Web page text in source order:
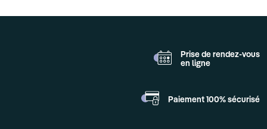
Prise de rendez-vous
en ligne
Paiement 100% sécurisé